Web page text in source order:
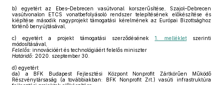
b) egyetért az Ebes–Debrecen vasútvonal korszerűsítése, Szajol–Debrecen
vasútvonalon ETCS vonatbefolyásoló rendszer telepítésének előkészítése és
kiépítése második nagyprojekt támogatási kérelmének az Európai Bizottsághoz
történő benyújtásával,
c) egyetért a projekt támogatási szerződésének 1. mellékletszerinti
módosításával,
Felelős: innovációért és technológiáért felelős miniszter
Határidő: 2020. szeptember 30.
d) egyetért
da) a BFK Budapest Fejlesztési Központ Nonprofit Zártkörűen Működő
Részvénytársaság (a továbbiakban: BFK Nonprofit Zrt.) vasúti infrastruktúra